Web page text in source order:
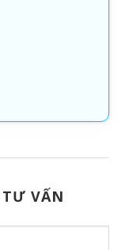
VẤN